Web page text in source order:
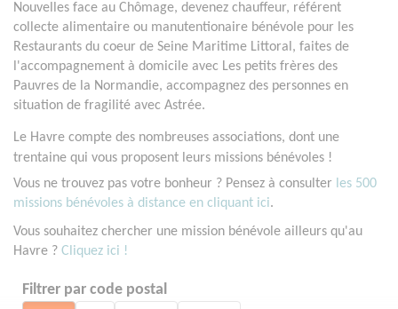
Nouvelles face au Chômage, devenez chauffeur, référent
collecte alimentaire ou manutentionaire bénévole pour les
Restaurants du coeur de Seine Maritime Littoral, faites de
l'accompagnement à domicile avec Les petits frères des
Pauvres de la Normandie, accompagnez des personnes en
situation de fragilité avec Astrée.
Le Havre compte des nombreuses associations, dont une
trentaine qui vous proposent leurs missions bénévoles !
Vous ne trouvez pas votre bonheur ? Pensez à consulter les 500
missions bénévoles à distance en cliquant ici.
Vous souhaitez chercher une mission bénévole ailleurs qu'au
Havre ? Cliquez ici !
Filtrer par code postal